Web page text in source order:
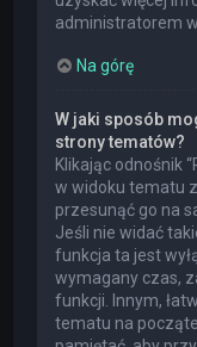
administratorem
Na górę
W jaki sposób
strony tematów?
Klikając odnośnik
w widoku tematu
przesunąć go na
Jeśli nie widać
funkcja ta jest
wymagany czas,
funkcji. Innym,
tematu na